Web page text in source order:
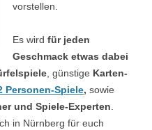
vorstellen.
Es wird für jeden
Geschmack etwas dabei
, günstige Karten-
Personen-Spiele, sowie
und Spiele-Experten.
in Nürnberg für euch